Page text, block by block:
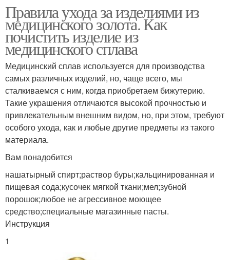
Правила ухода за изделиями из
медицинского золота. Как
почистить изделие из
медицинского сплава
Медицинский сплав используется для производства
самых различных изделий, но, чаще всего, мы
сталкиваемся с ним, когда приобретаем бижутерию.
Такие украшения отличаются высокой прочностью и
привлекательным внешним видом, но, при этом, требуют
особого ухода, как и любые другие предметы из такого
материала.
Вам понадобится
нашатырный спирт;раствор буры;кальцинированная и
пищевая сода;кусочек мягкой ткани;мел;зубной
порошок;любое не агрессивное моющее
средство;специальные магазинные пасты.
Инструкция
1